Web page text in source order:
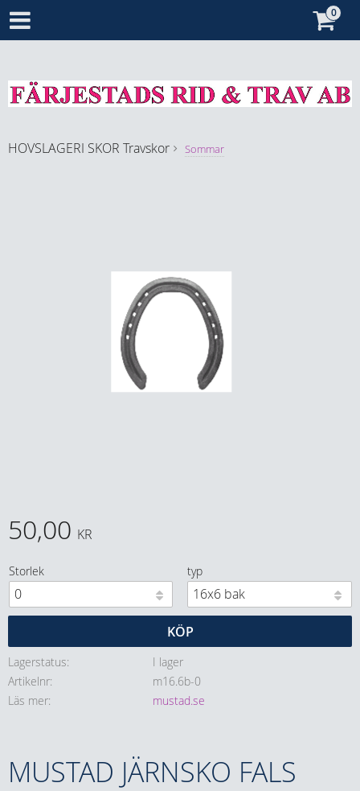
HOVSLAGERI SKOR Travskor Sommar
50,00 KR
Storlek typ
KÖP
Lagerstatus
I lager
Artikelnr
m16.6b-0
Läs mer
mustad.se
MUSTAD JÄRNSKO FALS